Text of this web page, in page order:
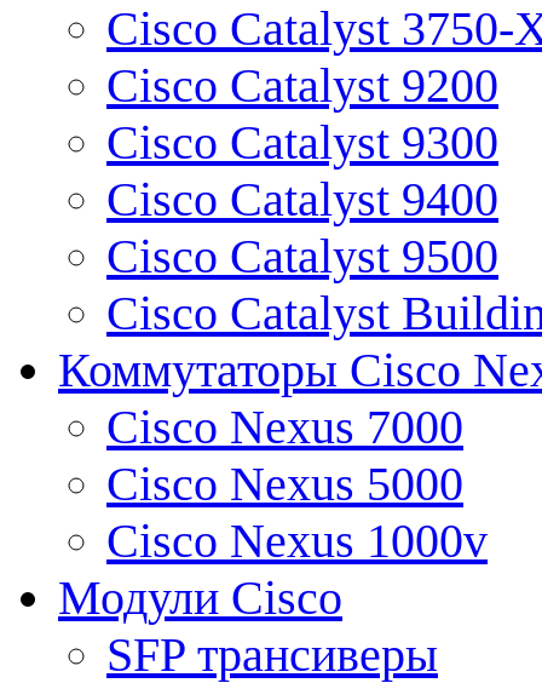
Cisco Catalyst 3750-
Cisco Catalyst 9200
Cisco Catalyst 9300
Cisco Catalyst 9400
Cisco Catalyst 9500
Cisco Catalyst
Коммутаторы Cisco
Cisco Nexus 7000
Cisco Nexus 5000
Cisco Nexus 1000v
Модули Cisco
SFP трансиверы